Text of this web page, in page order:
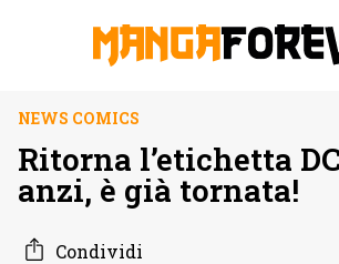
NEWS COMICS
Ritorna l’etichetta
anzi, è già tornata!
Condividi